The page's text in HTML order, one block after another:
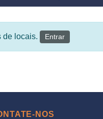
de locais. Entrar
NOS